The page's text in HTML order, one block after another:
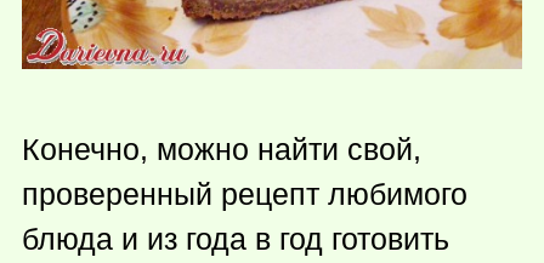
Конечно, можно найти свой,
проверенный рецепт любимого
блюда и из года в год готовить